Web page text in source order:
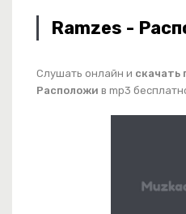
Ramzes -
Слушать онлайн и скачать
Расположи в mp3